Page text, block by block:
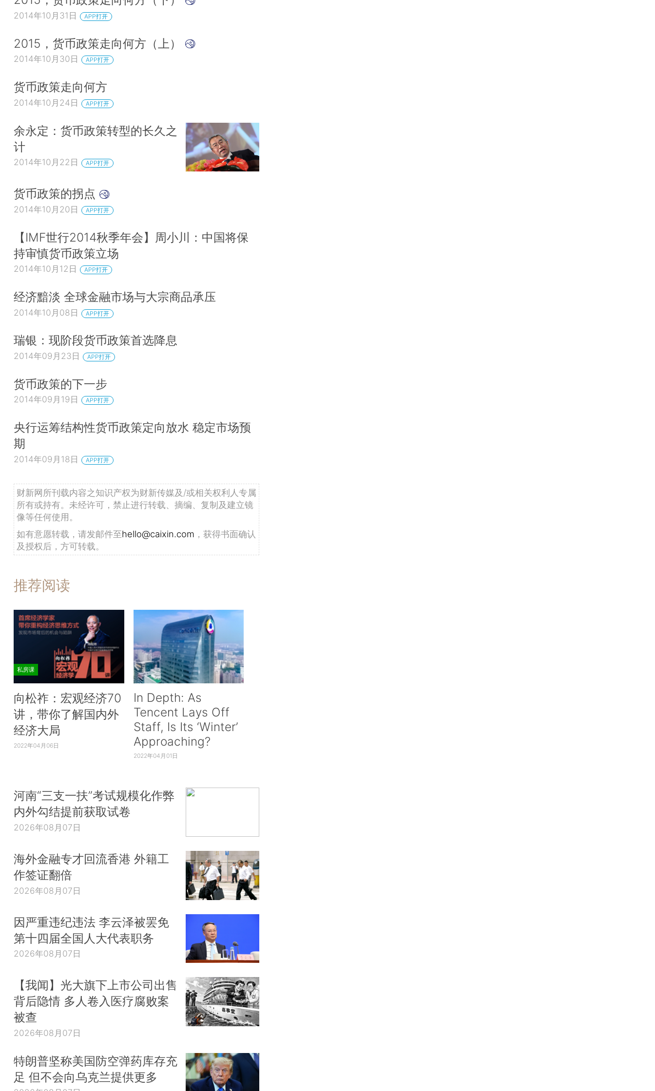
2014年10月31日 APP打开
2015，货币政策走向何方（上）
2014年10月30日 APP打开
货币政策走向何方
2014年10月24日 APP打开
余永定：货币政策转型的长久之
计
2014年10月22日 APP打开
货币政策的拐点
2014年10月20日 APP打开
【IMF世行2014秋季年会】周小川：中国将保
持审慎货币政策立场
2014年10月12日 APP打开
经济黯淡 全球金融市场与大宗商品承压
2014年10月08日 APP打开
瑞银：现阶段货币政策首选降息
2014年09月23日 APP打开
货币政策的下一步
2014年09月19日 APP打开
央行运筹结构性货币政策定向放水 稳定市场预
期
2014年09月18日 APP打开
财新网所刊载内容之知识产权为财新传媒及/或相关权利人专属
所有或持有。未经许可，禁止进行转载、摘编、复制及建立镜
像等任何使用。
如有意愿转载，请发邮件至hello@caixin.com ，获得书面确认
及授权后，方可转载。
推荐阅读
私房课
向松祚：宏观经济70
讲，带你了解国内外
经济大局
2022年04月06日
In Depth: As
Tencent Lays Off
Staff, Is Its ‘Winter’
Approaching?
2022年04月01日
河南“三支一扶”考试规模化作弊
内外勾结提前获取试卷
2026年08月07日
海外金融专才回流香港 外籍工
作签证翻倍
2026年08月07日
因严重违纪违法 李云泽被罢免
第十四届全国人大代表职务
2026年08月07日
【我闻】光大旗下上市公司出售
背后隐情 多人卷入医疗腐败案
被查
2026年08月07日
特朗普坚称美国防空弹药库存充
足 但不会向乌克兰提供更多